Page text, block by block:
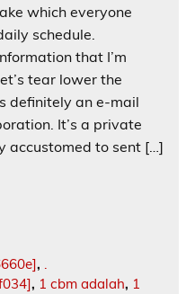
which everyone
schedule.
that I’m
tear lower the
definitely an e-mail
It’s a private
accustomed to sent […]
, .
, 1 cbm adalah, 1